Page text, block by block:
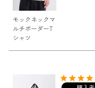
モックネックマ
ルチボーダーT
シャツ